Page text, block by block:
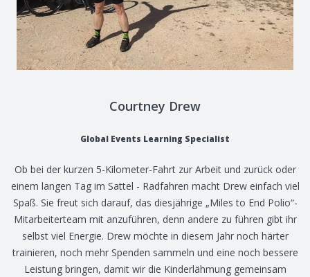
Courtney Drew
Global Events Learning Specialist
Ob bei der kurzen 5-Kilometer-Fahrt zur Arbeit und zurück oder
einem langen Tag im Sattel - Radfahren macht Drew einfach viel
Spaß. Sie freut sich darauf, das diesjährige „Miles to End Polio“-
Mitarbeiterteam mit anzuführen, denn andere zu führen gibt ihr
selbst viel Energie. Drew möchte in diesem Jahr noch härter
trainieren, noch mehr Spenden sammeln und eine noch bessere
Leistung bringen, damit wir die Kinderlähmung gemeinsam